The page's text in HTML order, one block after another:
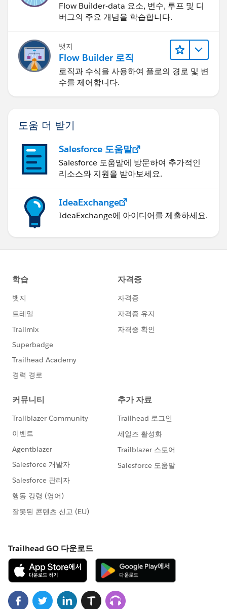
Flow Builder-data 요소, 변수, 루프 및 디
버그의 주요 개념을 학습합니다.
뱃지
Flow Builder 로직
로직과 수식을 사용하여 플로의 경로 및 변
수를 제어합니다.
도움 더 받기
Salesforce 도움말
Salesforce 도움말에 방문하여 추가적인
리소스와 지원을 받아보세요.
IdeaExchange
IdeaExchange에 아이디어를 제출하세요.